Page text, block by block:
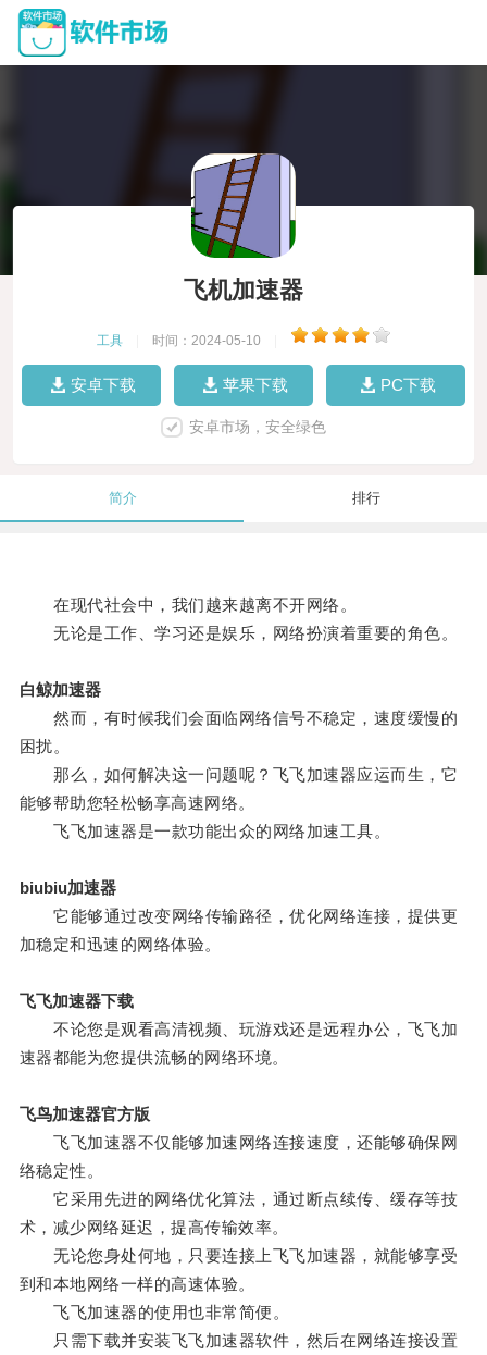
飞机加速器
工具 时间：2024-05-10
安卓下载 苹果下载 PC下载
安卓市场，安全绿色
简介 排行
在现代社会中，我们越来越离不开网络。
无论是工作、学习还是娱乐，网络扮演着重要的角色。
白鲸加速器
然而，有时候我们会面临网络信号不稳定，速度缓慢的
困扰。
那么，如何解决这一问题呢？飞飞加速器应运而生，它
能够帮助您轻松畅享高速网络。
飞飞加速器是一款功能出众的网络加速工具。
biubiu加速器
它能够通过改变网络传输路径，优化网络连接，提供更
加稳定和迅速的网络体验。
飞飞加速器下载
不论您是观看高清视频、玩游戏还是远程办公，飞飞加
速器都能为您提供流畅的网络环境。
飞鸟加速器官方版
飞飞加速器不仅能够加速网络连接速度，还能够确保网
络稳定性。
它采用先进的网络优化算法，通过断点续传、缓存等技
术，减少网络延迟，提高传输效率。
无论您身处何地，只要连接上飞飞加速器，就能够享受
到和本地网络一样的高速体验。
飞飞加速器的使用也非常简便。
只需下载并安装飞飞加速器软件，然后在网络连接设置